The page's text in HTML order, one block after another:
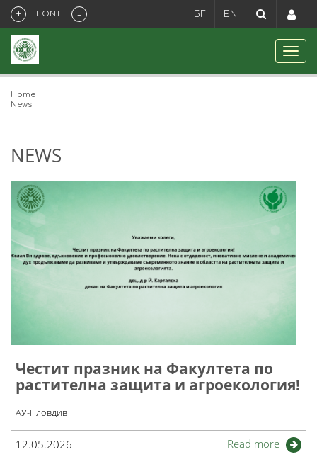
+ FONT - БГ EN
Home
News
NEWS
Честит празник на Факултета по
растителна защита и агроекология!
АУ-Пловдив
12.05.2026 Read more